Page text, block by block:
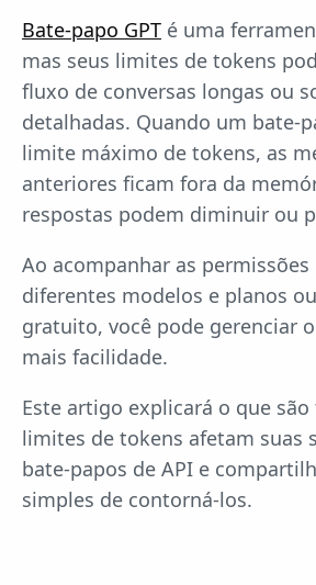
Bate-papo GPT é uma
mas seus limites de tokens
fluxo de conversas longas ou
detalhadas. Quando um bate-
limite máximo de tokens, as
anteriores ficam fora da
respostas podem diminuir ou
Ao acompanhar as
diferentes modelos e planos
gratuito, você pode gerenciar
mais facilidade.
Este artigo explicará o que
limites de tokens afetam suas
bate-papos de API e
simples de contorná-los.